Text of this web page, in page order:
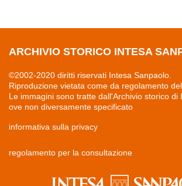
ARCHIVIO STORICO INTESA
©2002-2020 diritti riservati Intesa Sanpaolo.
Riproduzione vietata come da regolamento
Le immagini sono tratte dall'Archivio storico di
ove non diversamente specificato
informativa sulla privacy
regolamento per la consultazione